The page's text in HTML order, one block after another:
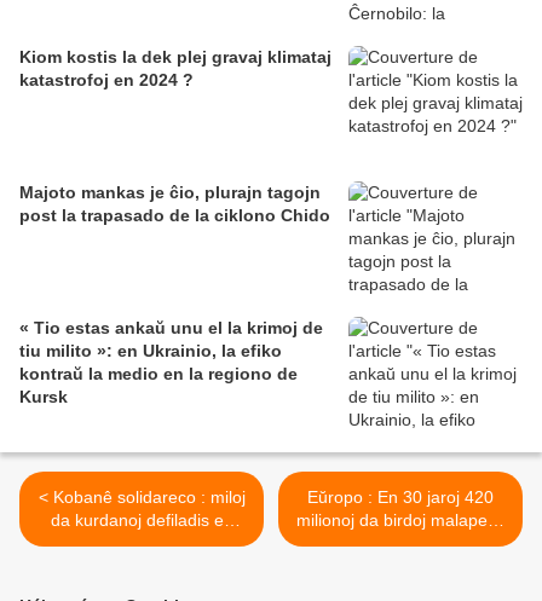
Kiom kostis la dek plej gravaj klimataj
katastrofoj en 2024 ?
Majoto mankas je ĉio, plurajn tagojn
post la trapasado de la ciklono Chido
« Tio estas ankaŭ unu el la krimoj de
tiu milito »: en Ukrainio, la efiko
kontraŭ la medio en la regiono de
Kursk
< Kobanê solidareco : miloj
da kurdanoj defiladis en
Turkio kaj Eŭropo
Eŭropo : En 30 jaroj 420
milionoj da birdoj malaperis
>